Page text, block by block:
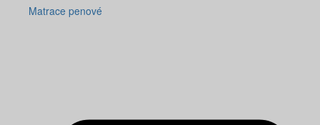
Matrace penové